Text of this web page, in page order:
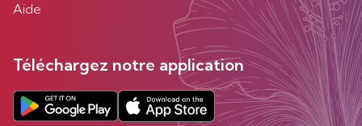
Aide
Téléchargez notre application